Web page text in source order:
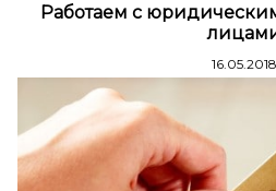
Работаем с
16.05.2018